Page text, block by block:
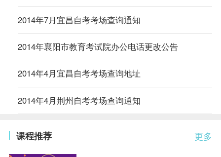
2014年7月宜昌自考考场查询通知
2014年襄阳市教育考试院办公电话更改公告
2014年4月宜昌自考考场查询地址
2014年4月荆州自考考场查询通知
更多
课程推荐